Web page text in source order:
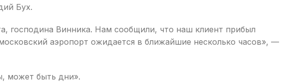
Бух.
господина Винника. Нам сообщили, что наш клиент прибыл
аэропорт ожидается в ближайшие несколько часов», —
может быть дни».